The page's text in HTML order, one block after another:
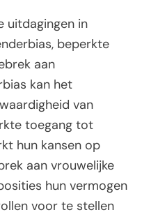
uitdagingen in
beperkte
aan
kan het
van
toegang tot
hun kansen op
aan vrouwelijke
hun vermogen
voor te stellen